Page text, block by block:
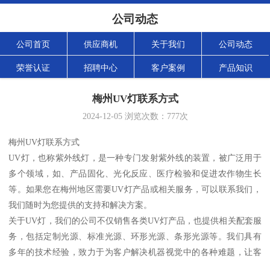
公司动态
公司首页 供应商机 关于我们 公司动态
荣誉认证 招聘中心 客户案例 产品知识
梅州UV灯联系方式
2024-12-05浏览次数： 777次
梅州UV灯联系方式
UV灯，也称紫外线灯，是一种专门发射紫外线的装置，被广泛用于
多个领域，如、产品固化、光化反应、医疗检验和促进农作物生长
等。如果您在梅州地区需要UV灯产品或相关服务，可以联系我们，
我们随时为您提供的支持和解决方案。
关于UV灯，我们的公司不仅销售各类UV灯产品，也提供相关配套服
务，包括定制光源、标准光源、环形光源、条形光源等。我们具有
多年的技术经验，致力于为客户解决机器视觉中的各种难题，让客